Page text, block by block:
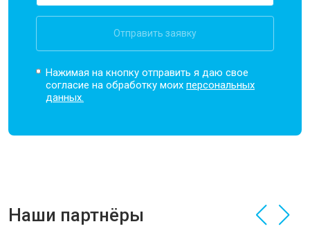
Отправить заявку
Нажимая на кнопку отправить я даю свое
согласие на обработку моихперсональных
данных.
Наши партнёры